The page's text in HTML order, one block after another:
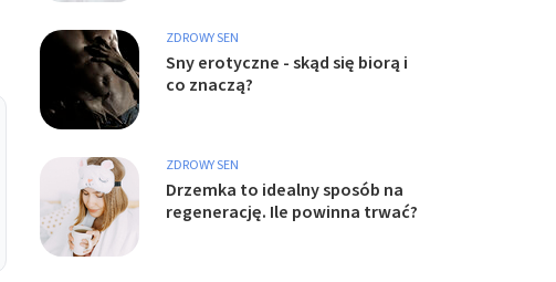
ZDROWY SEN
Sny erotyczne - skąd się biorą i
co znaczą?
ZDROWY SEN
Drzemka to idealny sposób na
regenerację. Ile powinna trwać?